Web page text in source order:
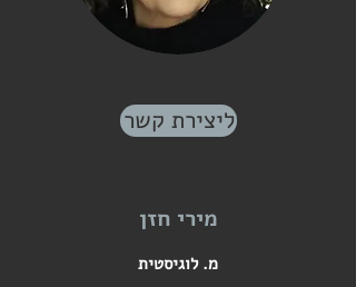
ליצירת קשר
מירי חזן
מ. לוגיסטית